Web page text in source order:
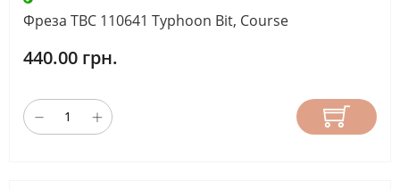
ДОВЖИНА
ЧАСТИНИ
Фреза ТВС 110641 Typhoon Bit, Course
440.00 грн.